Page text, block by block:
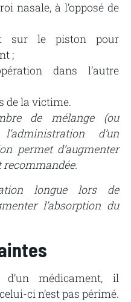
nasale, à l’opposé de
sur le piston pour
;
dans l’autre
de la victime.
de mélange (ou
d’un
permet d’augmenter
recommandée.
longue lors de
l’absorption du
médicament, il
ci n’est pas périmé.